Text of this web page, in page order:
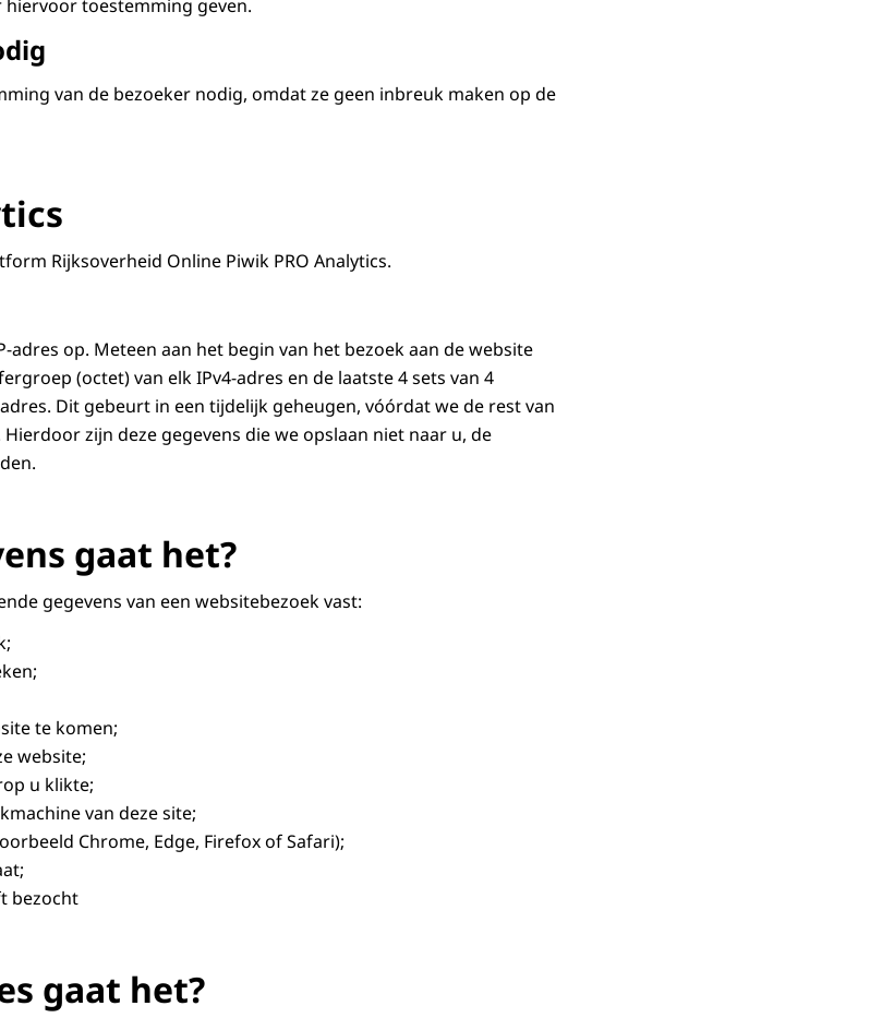
toestemming geven.
van de bezoeker nodig, omdat ze geen inbreuk maken op de
Rijksoverheid Online Piwik PRO Analytics.
adres op. Meteen aan het begin van het bezoek aan de website
(octet) van elk IPv4-adres en de laatste 4 sets van 4
Dit gebeurt in een tijdelijk geheugen, vóórdat we de rest van
zijn deze gegevens die we opslaan niet naar u, de
gaat het?
gegevens van een websitebezoek vast:
te komen;
website;
u klikte;
van deze site;
Chrome, Edge, Firefox of Safari);
bezocht
gaat het?